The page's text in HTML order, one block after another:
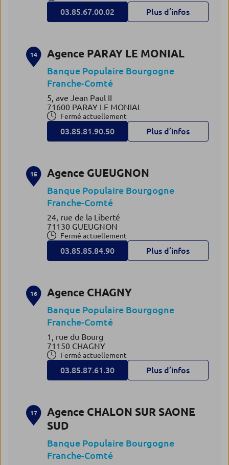
03.85.67.00.02 Plus d’infos
14 Agence PARAY LE MONIAL
Banque Populaire Bourgogne
Franche-Comté
5, ave Jean Paul II
71600 PARAY LE MONIAL
Fermé actuellement
03.85.81.90.50 Plus d’infos
15 Agence GUEUGNON
Banque Populaire Bourgogne
Franche-Comté
24, rue de la Liberté
71130 GUEUGNON
Fermé actuellement
03.85.85.84.90 Plus d’infos
16 Agence CHAGNY
Banque Populaire Bourgogne
Franche-Comté
1, rue du Bourg
71150 CHAGNY
Fermé actuellement
03.85.87.61.30 Plus d’infos
17
Agence CHALON SUR SAONE
SUD
Banque Populaire Bourgogne
Franche-Comté